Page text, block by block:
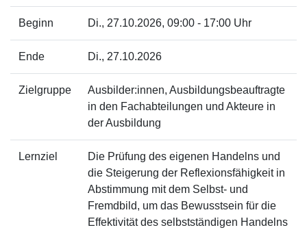
Beginn Di., 27.10.2026, 09:00 - 17:00 Uhr
Ende Di., 27.10.2026
Zielgruppe
Ausbilder:innen, Ausbildungsbeauftragte
in den Fachabteilungen und Akteure in
der Ausbildung
Lernziel
Die Prüfung des eigenen Handelns und
die Steigerung der Reflexionsfähigkeit in
Abstimmung mit dem Selbst- und
Fremdbild, um das Bewusstsein für die
Effektivität des selbstständigen Handelns